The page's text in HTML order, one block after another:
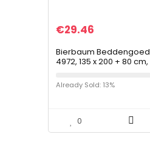
€29.46
Bierbaum Beddengoed
4972, 135 x 200 + 80 cm,
Already Sold: 13%
0